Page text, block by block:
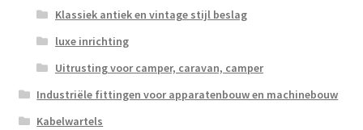
Klassiek antiek en vintage stijl beslag
luxe inrichting
Uitrusting voor camper, caravan, camper
Industriële fittingen voor apparatenbouw en machinebouw
Kabelwartels